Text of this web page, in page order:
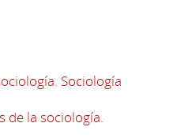
Sociología
de la sociología.